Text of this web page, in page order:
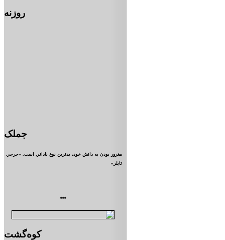
روزنه
جملک
مغرور بودن به دانش خود، بدترين نوع ناداني است. «جرجي
تايلر»
***
کوه‌گشت